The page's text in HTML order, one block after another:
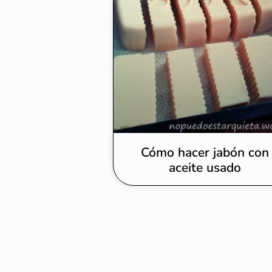
Cómo hacer jabón con
aceite usado